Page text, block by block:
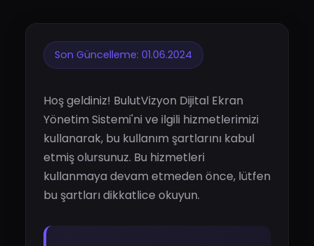
Son Güncelleme: 01.06.2024
Hoş geldiniz! BulutVizyon Dijital Ekran
Yönetim Sistemi'ni ve ilgili hizmetlerimizi
kullanarak, bu kullanım şartlarını kabul
etmiş olursunuz. Bu hizmetleri
kullanmaya devam etmeden önce, lütfen
bu şartları dikkatlice okuyun.